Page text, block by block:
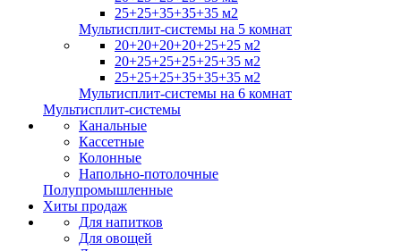
25+25+35+35+35 м2
Мультисплит-системы на 5 комнат
20+20+20+20+25+25 м2
20+25+25+25+25+35 м2
25+25+25+35+35+35 м2
Мультисплит-системы на 6 комнат
Мультисплит-системы
Канальные
Кассетные
Колонные
Напольно-потолочные
Полупромышленные
Хиты продаж
Для напитков
Для овощей